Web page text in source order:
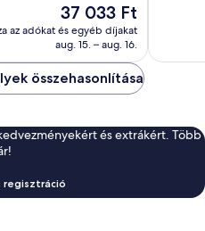
Az
ár
37 033 Ft
37 033 Ft
az adókat és egyéb díjakat
aug. 15. – aug. 16.
összehasonlítása
és extrákért. Több
regisztráció